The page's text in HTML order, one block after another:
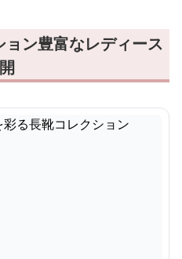
ン豊富なレディース